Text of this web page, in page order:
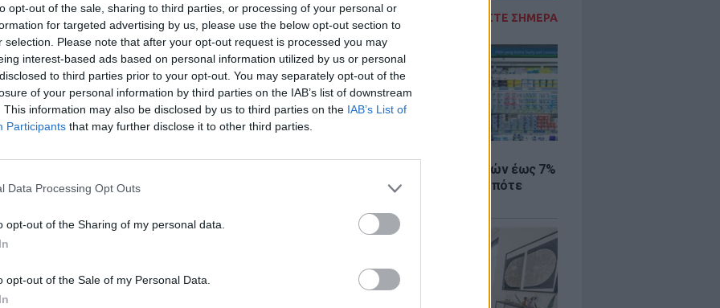
opt-out of the sale, sharing to third parties, or processing of your personal or
for targeted advertising by us, please use the below opt-out section to
selection. Please note that after your opt-out request is processed you may
interest-based ads based on personal information utilized by us or personal
to third parties prior to your opt-out. You may separately opt-out of the
of your personal information by third parties on the IAB’s list of downstream
This information may also be disclosed by us to third parties on the IAB’s List of
Participants that may further disclose it to other third parties.
Data Processing Opt Outs
opt-out of the Sharing of my personal data.
opt-out of the Sale of my Personal Data.
ΔΙΑΒΑΣΤΕ ΣΗΜΕΡΑ
Σούπερ μάρκετ: Μειώσεις τιμών έως 7%
σε πάνω από 1.000 προϊόντα, πότε
αρκεί να αποφύγετε τις